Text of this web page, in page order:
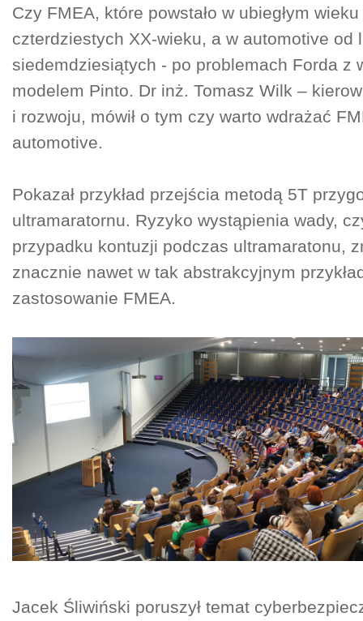
Czy FMEA, które powstało w ubiegłym
czterdziestych XX-wieku, a w automotive od
siedemdziesiątych - po problemach Forda z
modelem Pinto. Dr inż. Tomasz Wilk –
i rozwoju, mówił o tym czy warto wdrażać
automotive.
Pokazał przykład przejścia metodą 5T
ultramaratornu. Ryzyko wystąpienia wady,
przypadku kontuzji podczas ultramaratonu,
znacznie nawet w tak abstrakcyjnym
zastosowanie FMEA.
Jacek Śliwiński poruszył temat